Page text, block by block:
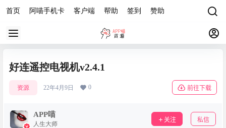
首页 阿喵手机卡 客户端 帮助 签到 赞助
好连遥控电视机v2.4.1
资源 22年4月9日 0 前往下载
APP喵
人生大师
关注 私信